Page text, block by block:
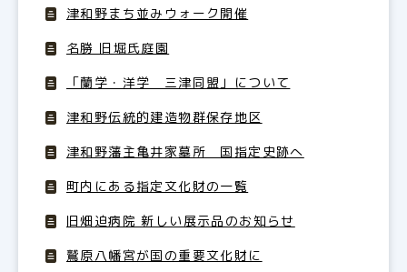
津和野まち並みウォーク開催
名勝 旧堀氏庭園
「蘭学・洋学 三津同盟」について
津和野伝統的建造物群保存地区
津和野藩主亀井家墓所 国指定史跡へ
町内にある指定文化財の一覧
旧畑迫病院 新しい展示品のお知らせ
鷲原八幡宮が国の重要文化財に